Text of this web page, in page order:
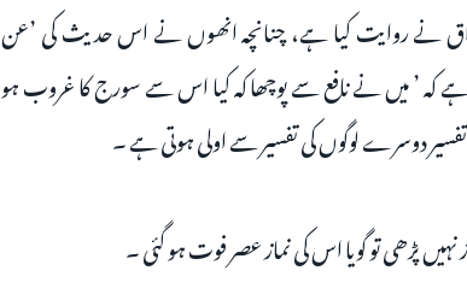
نے روایت کیا ہے، چنانچہ انھوں نے اس حدیث کی ’عن
کہ ’ میں نے نافع سے پوچھا کہ کیا اس سے سورج کا غروب ہو
دوسرے لوگوں کی تفسیر سے اولی ہوتی ہے ۔
پڑھی تو گویا اس کی نماز عصر فوت ہو گئی ۔